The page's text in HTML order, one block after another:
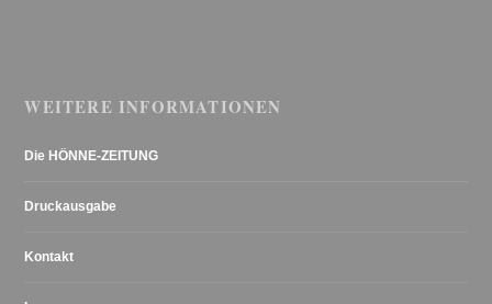
WEITERE INFORMATIONEN
Die HÖNNE-ZEITUNG
Druckausgabe
Kontakt